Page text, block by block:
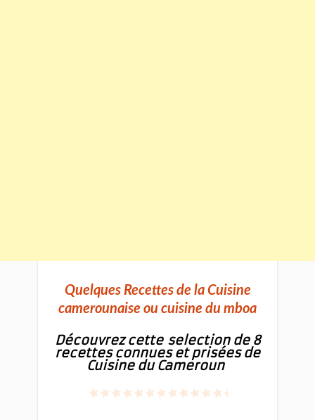
Quelques Recettes de la Cuisine
camerounaise ou cuisine du mboa
Découvrez cette selection de8
recettes connues et prisées de
Cuisine du Cameroun